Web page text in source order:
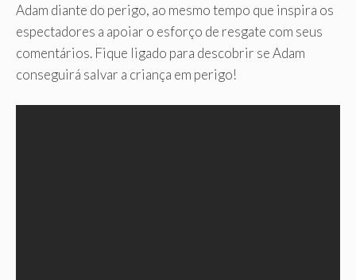
Adam diante do perigo, ao mesmo tempo que inspira os
espectadores a apoiar o esforço de resgate com seus
comentários. Fique ligado para descobrir se Adam
conseguirá salvar a criança em perigo!